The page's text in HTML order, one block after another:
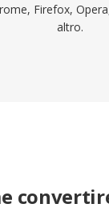
Firefox,
altro.